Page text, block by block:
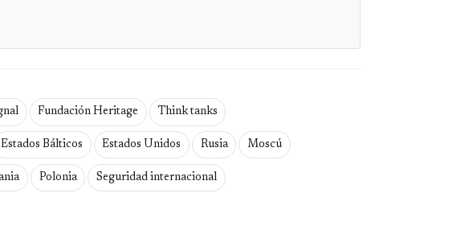
Fundación Heritage Think tanks
Estados Bálticos Estados Unidos Rusia Moscú
Polonia Seguridad internacional